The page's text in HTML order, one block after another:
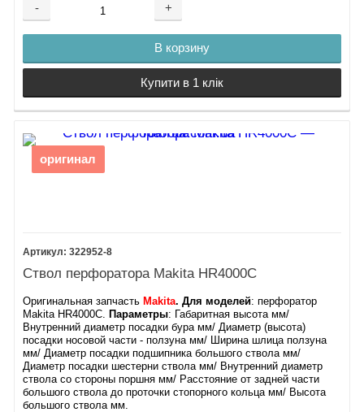
- +
В корзину
Купити в 1 клік
оригинал
322952-8
Ствол перфоратора Makita HR4000C
Оригинальная запчасть Makita. Для моделей: перфоратор
Makita HR4000C. Параметры: Габаритная высота мм/
Внутренний диаметр посадки бура мм/ Диаметр (высота)
посадки носовой части - ползуна мм/ Ширина шлица ползуна
мм/ Диаметр посадки подшипника большого ствола мм/
Диаметр посадки шестерни ствола мм/ Внутренний диаметр
ствола со стороны поршня мм/ Расстояние от задней части
большого ствола до проточки стопорного кольца мм/ Высота
большого ствола мм.